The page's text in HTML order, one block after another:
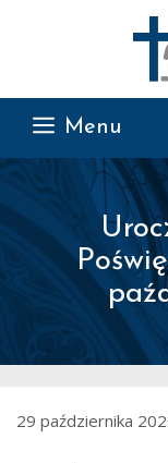
Menu
29 października